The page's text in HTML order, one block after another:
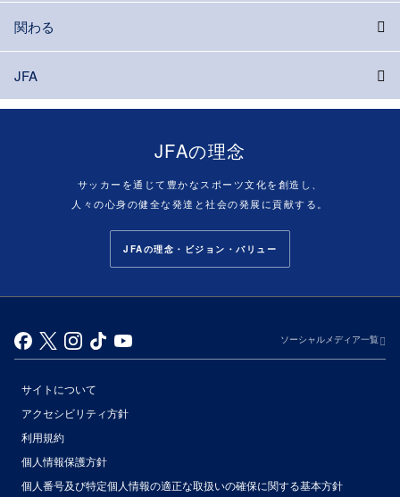
関わる
JFA
JFAの理念
サッカーを通じて豊かなスポーツ文化を創造し、
人々の心身の健全な発達と社会の発展に貢献する。
JFAの理念・ビジョン・バリュー
ソーシャルメディア一覧
サイトについて
アクセシビリティ方針
利用規約
個人情報保護方針
個人番号及び特定個人情報の適正な取扱いの確保に関する基本方針